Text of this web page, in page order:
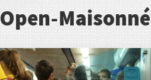
Open-